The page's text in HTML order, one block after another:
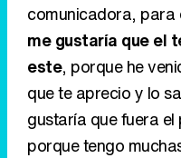
comunicadora, para
me gustaría que el
este, porque he
que te aprecio y lo
gustaría que fuera
porque tengo